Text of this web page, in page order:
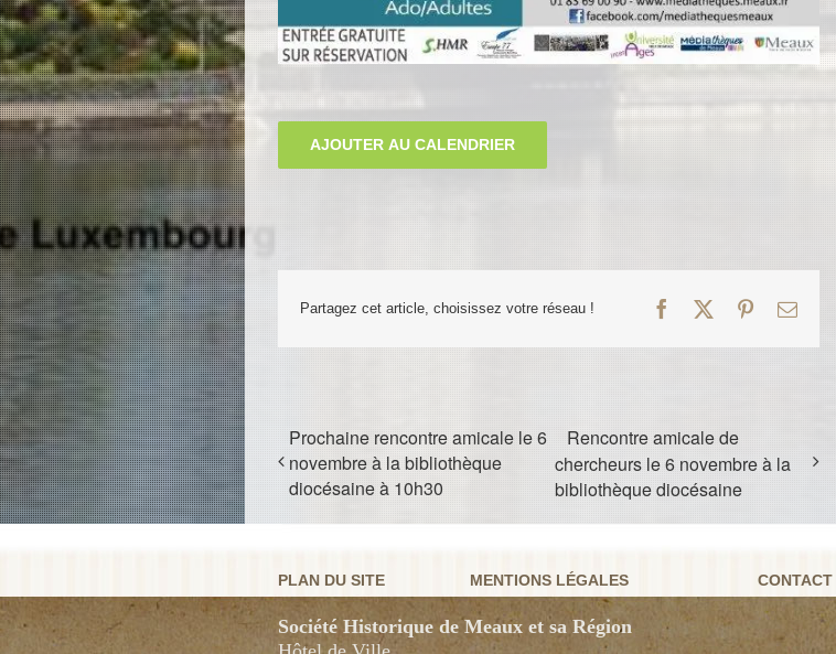
AJOUTER AU CALENDRIER
Partagez cet article, choisissez votre réseau ! Facebook PinterestEmail
Prochaine rencontre amicale le 6
novembre à la bibliothèque
diocésaine à 10h30
Rencontre amicale de
chercheurs le 6 novembre à la
bibliothèque diocésaine
PLAN DU SITE MENTIONS LÉGALES CONTACT
Société Historique de Meaux et sa Région